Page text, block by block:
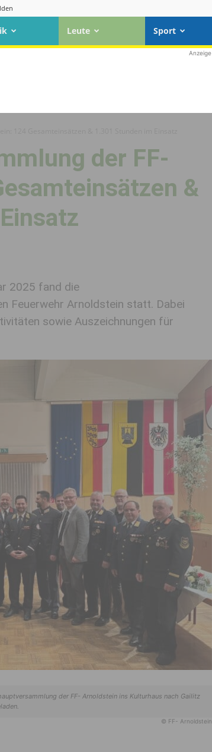
Leute Sport
Anzeige
der FF-
&
2025 fand die
Feuerwehr Arnoldstein statt. Dabei
sowie Auszeichnungen für
der FF- Arnoldstein ins Kulturhaus nach Gailitz
© FF- Arnoldstein